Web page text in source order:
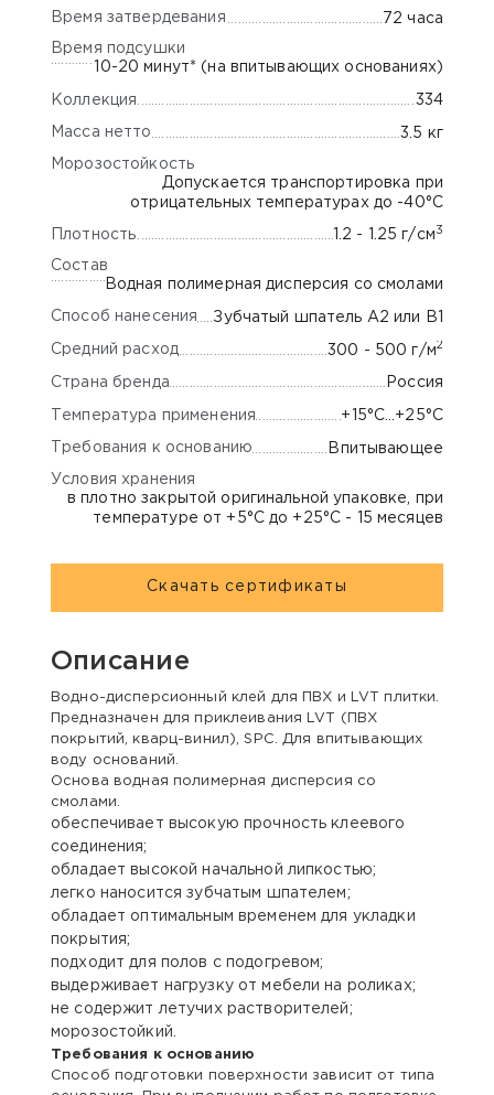
Время затвердевания 72 часа
Время подсушки
10-20 минут* (на впитывающих основаниях)
Коллекция 334
Масса нетто 3.5 кг
Морозостойкость
Допускается транспортировка при
отрицательных температурах до -40°С
Плотность 1.2 - 1.25 г/см 3
Состав
Водная полимерная дисперсия со смолами
Способ нанесения Зубчатый шпатель А2 или В1
Средний расход 300 - 500 г/м2
Страна бренда Россия
Температура применения +15°С…+25°С
Требования к основанию Впитывающее
Условия хранения
в плотно закрытой оригинальной упаковке, при
температуре от +5°С до +25°С - 15 месяцев
Скачать сертификаты
Описание
Водно-дисперсионный клей для ПВХ и LVT плитки.
Предназначен для приклеивания LVT (ПВХ
покрытий, кварц-винил), SPC. Для впитывающих
воду оснований.
Основа водная полимерная дисперсия со
смолами.
обеспечивает высокую прочность клеевого
соединения;
обладает высокой начальной липкостью;
легко наносится зубчатым шпателем;
обладает оптимальным временем для укладки
покрытия;
подходит для полов с подогревом;
выдерживает нагрузку от мебели на роликах;
не содержит летучих растворителей;
морозостойкий.
Требования к основанию
Способ подготовки поверхности зависит от типа